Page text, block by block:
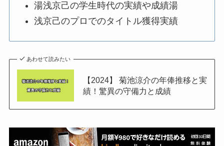
湯浅京己の学生時代の実績や成績湯
浅京己のプロでのタイトル獲得実績
あわせて読みたい
【2024】 菊池涼介の年俸推移と実
績！驚異の守備力と成績